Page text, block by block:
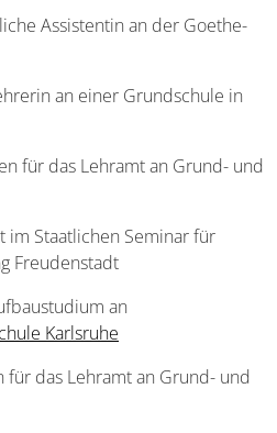
Assistentin an der Goethe-
an einer Grundschule in
für das Lehramt an Grund- und
im Staatlichen Seminar für
Freudenstadt
an
Karlsruhe
für das Lehramt an Grund- und